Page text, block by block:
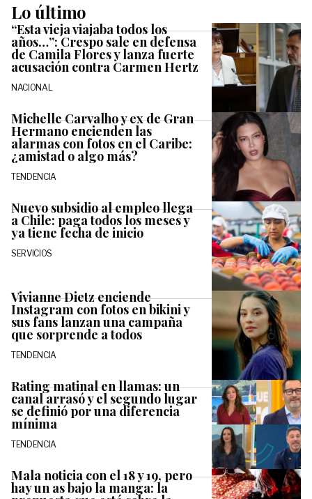
Lo último
“Esta vieja viajaba todos los
años…”: Crespo sale en defensa
de Camila Flores y lanza fuerte
acusación contra Carmen Hertz
NACIONAL
Michelle Carvalho y ex de Gran
Hermano encienden las
alarmas con fotos en el Caribe:
¿amistad o algo más?
TENDENCIA
Nuevo subsidio al empleo llega
a Chile: paga todos los meses y
ya tiene fecha de inicio
SERVICIOS
Vivianne Dietz enciende
Instagram con fotos en bikini y
sus fans lanzan una campaña
que sorprende a todos
TENDENCIA
Rating matinal en llamas: un
canal arrasó y el segundo lugar
se definió por una diferencia
mínima
TENDENCIA
Mala noticia con el 18 y 19, pero
hay un as bajo la manga: la